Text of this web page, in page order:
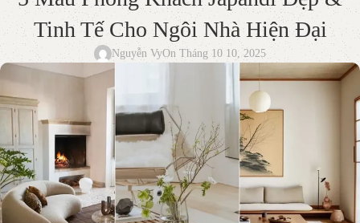
Tinh Tế Cho Ngôi Nhà Hiện Đại
Nguyễn VyOn Tháng 10 10, 2025